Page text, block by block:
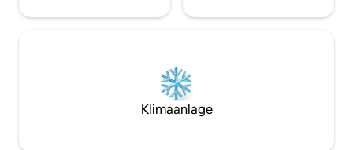
der Ankunft, wenn Sie später als 18:00
Nichtbeachtung dieser Kommunikations
Hostal CC Malasaña nicht garantieren,
Reservierung durchzuführen.
Klimaanlage